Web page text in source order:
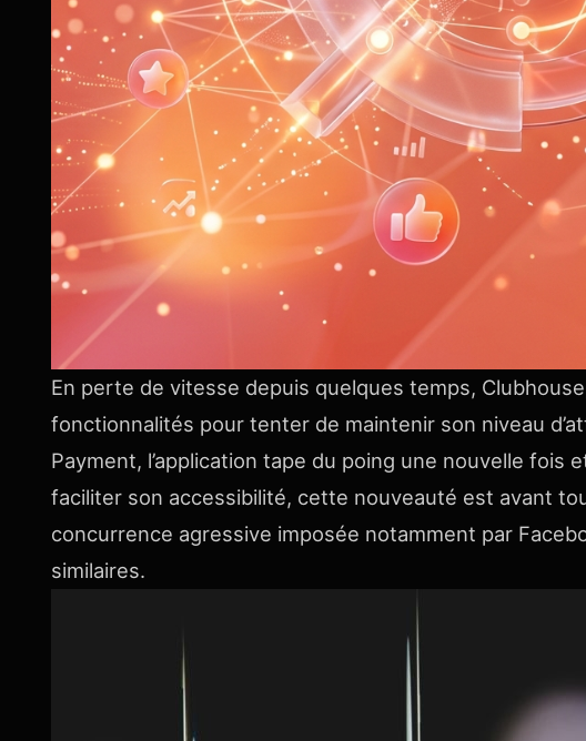
En perte de vitesse depuis quelques temps,
fonctionnalités pour tenter de maintenir son niveau
Payment, l’application tape du poing une nouvelle fois
faciliter son accessibilité, cette nouveauté est avant
concurrence agressive imposée notamment par
similaires.